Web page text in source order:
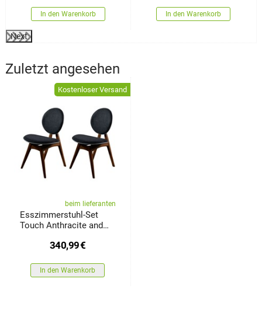
In den Warenkorb In den Warenkorb
Next
Zuletzt angesehen
Kostenloser Versand
beim lieferanten
Esszimmerstuhl-Set
Touch Anthracite and
340,99€
In den Warenkorb